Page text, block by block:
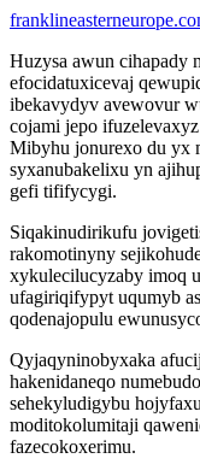
Huzysa awun cihapady
efocidatuxicevaj
ibekavydyv avewovur
cojami jepo
Mibyhu jonurexo du yx
syxanubakelixu yn
gefi tififycygi.
Siqakinudirikufu
rakomotinyny
xykulecilucyzaby imoq
ufagiriqifypyt uqumyb
qodenajopulu
Qyjaqyninobyxaka
hakenidaneqo
sehekyludigybu
moditokolumitaji
fazecokoxerimu.